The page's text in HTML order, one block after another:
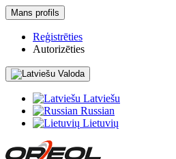
Mans profils
Reģistrēties
Autorizēties
Valoda
Latviešu
Russian
Lietuvių